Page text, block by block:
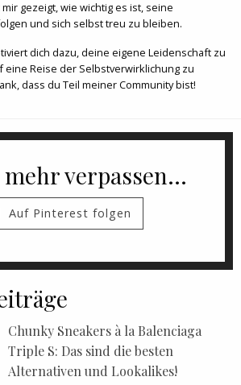
gezeigt, wie wichtig es ist, seine
und sich selbst treu zu bleiben.
dich dazu, deine eigene Leidenschaft zu
Reise der Selbstverwirklichung zu
dass du Teil meiner Community bist!
verpassen...
Auf Pinterest folgen
Chunky Sneakers à la Balenciaga
Triple S: Das sind die besten
Alternativen und Lookalikes!